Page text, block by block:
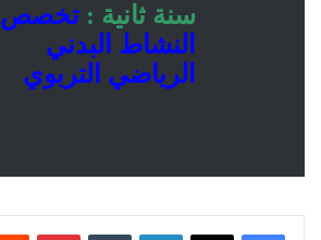
سنة ثانية : تخصص
النشاط البدني
الرياضي التربوي